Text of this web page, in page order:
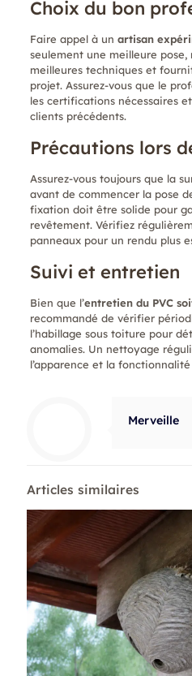
Choix du bon
Faire appel à un artisan
seulement une meilleure pose,
meilleures techniques et
projet. Assurez-vous que le
les certifications nécessaires
clients précédents.
Précautions lors
Assurez-vous toujours que la
avant de commencer la pose
fixation doit être solide pour
revêtement. Vérifiez
panneaux pour un rendu plus
Suivi et entretien
Bien que l’entretien du PVC
recommandé de vérifier
l’habillage sous toiture pour
anomalies. Un nettoyage
l’apparence et la
Merveille
Articles similaires